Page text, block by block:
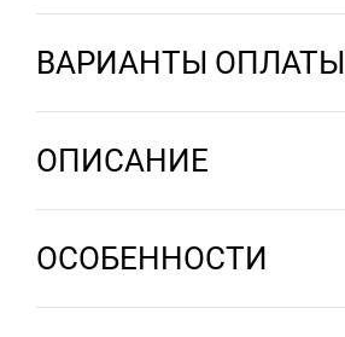
ВАРИАНТЫ ОПЛАТЫ
ОПИСАНИЕ
ОСОБЕННОСТИ